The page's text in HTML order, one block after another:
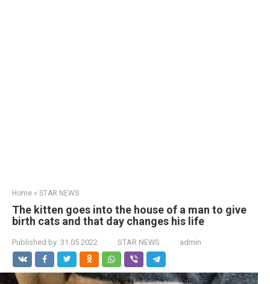
Home » STAR NEWS
The kitten goes into the house of a man to give
birth cats and that day changes his life
Published by: 31.05.2022 STAR NEWS admin